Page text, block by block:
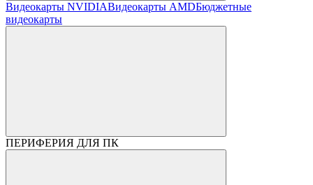
Видеокарты NVIDIAВидеокарты AMDБюджетные
видеокарты
ПЕРИФЕРИЯ ДЛЯ ПК